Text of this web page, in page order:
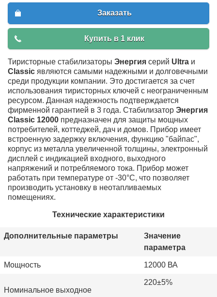
Заказать
Купить в 1 клик
Тиристорные стабилизаторы Энергия серий Ultra и
Classic являются самыми надежными и долговечными
среди продукции компании. Это достигается за счет
использования тиристорных ключей с неограниченным
ресурсом. Данная надежность подтверждается
фирменной гарантией в 3 года. Стабилизатор Энергия
Classic 12000 предназначен для защиты мощных
потребителей, коттеджей, дач и домов. Прибор имеет
встроенную задержку включения, функцию "байпас",
корпус из металла увеличенной толщины, электронный
дисплей с индикацией входного, выходного
напряжений и потребляемого тока. Прибор может
работать при температуре от -30°С, что позволяет
производить установку в неотапливаемых
помещениях.
Технические характеристики
Дополнительные параметры
Значение
параметра
Мощность 12000 ВА
Номинальное выходное
220±5%